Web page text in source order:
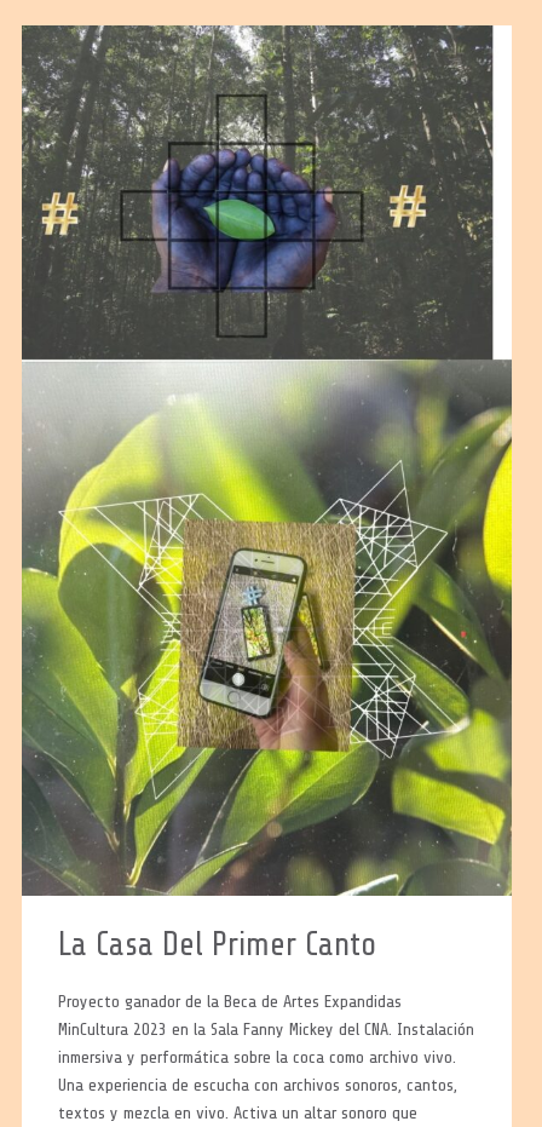
La Casa Del Primer Canto
Proyecto ganador de la Beca de Artes Expandidas
MinCultura 2023 en la Sala Fanny Mickey del CNA. Instalación
inmersiva y performática sobre la coca como archivo vivo.
Una experiencia de escucha con archivos sonoros, cantos,
textos y mezcla en vivo. Activa un altar sonoro que